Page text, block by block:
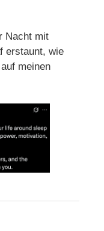
Nacht mit
erstaunt, wie
meinen